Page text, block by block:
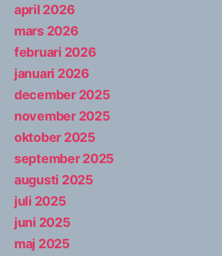
april 2026
mars 2026
februari 2026
januari 2026
december 2025
november 2025
oktober 2025
september 2025
augusti 2025
juli 2025
juni 2025
maj 2025